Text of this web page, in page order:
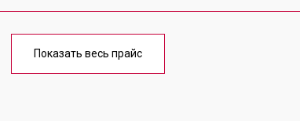
от 40 мин
Показать весь прайс